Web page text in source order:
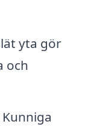
yta gör
och